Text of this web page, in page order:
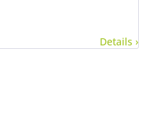
Details ›